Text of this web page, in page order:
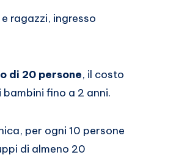
ragazzi, ingresso
di 20 persone, il costo
fino a 2 anni.
per ogni 10 persone
di almeno 20